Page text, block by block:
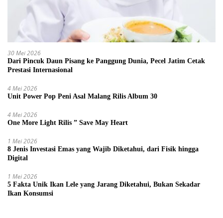
30 Mei 2026
Dari Pincuk Daun Pisang ke Panggung Dunia, Pecel Jatim Cetak
Prestasi Internasional
4 Mei 2026
Unit Power Pop Peni Asal Malang Rilis Album 30
4 Mei 2026
One More Light Rilis ” Save May Heart
1 Mei 2026
8 Jenis Investasi Emas yang Wajib Diketahui, dari Fisik hingga
Digital
1 Mei 2026
5 Fakta Unik Ikan Lele yang Jarang Diketahui, Bukan Sekadar
Ikan Konsumsi